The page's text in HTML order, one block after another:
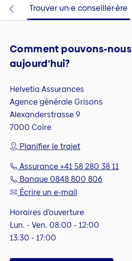
Trouver un·e conseiller·ère
Comment pouvons-
aujourd’hui?
Helvetia Assurances
Agence générale Grisons
Alexanderstrasse 9
7000 Coire
Planifier le trajet
Assurance +41 58 280 38 11
Banque 0848 800 806
Écrire un e-mail
Horaires d’ouverture
Lun. - Ven. 08:00 - 12:00
13:30 - 17:00